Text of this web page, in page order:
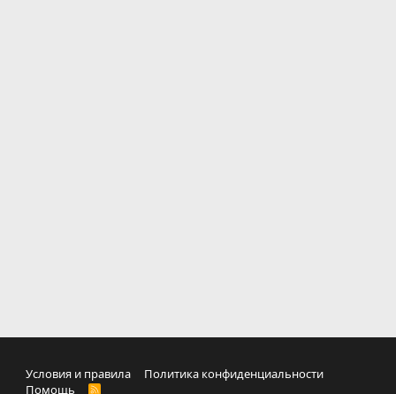
Условия и правила
Политика конфиденциальности
Помощь
R